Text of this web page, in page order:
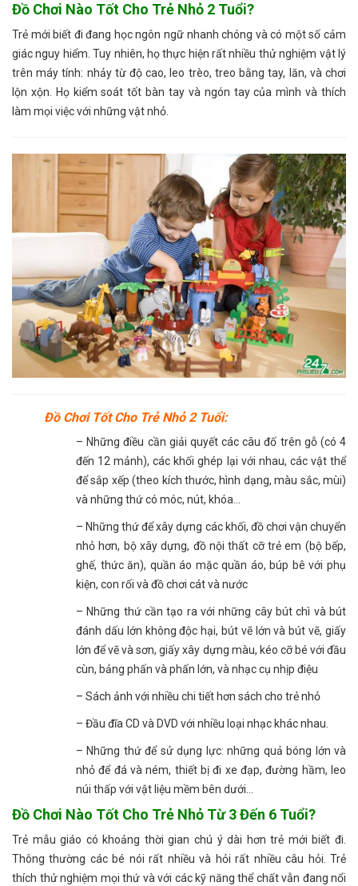
Đồ Chơi Nào Tốt Cho Trẻ Nhỏ 2 Tuổi?
Trẻ mới biết đi đang học ngôn ngữ nhanh chóng và có một số cảm
giác nguy hiểm. Tuy nhiên, họ thực hiện rất nhiều thử nghiệm vật lý
trên máy tính: nhảy từ độ cao, leo trèo, treo bằng tay, lăn, và chơi
lộn xộn. Họ kiểm soát tốt bàn tay và ngón tay của mình và thích
làm mọi việc với những vật nhỏ.
Đồ Chơi Tốt Cho Trẻ Nhỏ 2 Tuổi:
– Những điều cần giải quyết các câu đố trên gỗ (có 4
đến 12 mảnh), các khối ghép lại với nhau, các vật thể
để sắp xếp (theo kích thước, hình dạng, màu sắc, mùi)
và những thứ có móc, nút, khóa…
– Những thứ để xây dựng các khối, đồ chơi vận chuyển
nhỏ hơn, bộ xây dựng, đồ nội thất cỡ trẻ em (bộ bếp,
ghế, thức ăn), quần áo mặc quần áo, búp bê với phụ
kiện, con rối và đồ chơi cát và nước
– Những thứ cần tạo ra với những cây bút chì và bút
đánh dấu lớn không độc hại, bút vẽ lớn và bút vẽ, giấy
lớn để vẽ và sơn, giấy xây dựng màu, kéo cỡ bé với đầu
cùn, bảng phấn và phấn lớn, và nhạc cụ nhịp điệu
– Sách ảnh với nhiều chi tiết hơn sách cho trẻ nhỏ
– Đầu đĩa CD và DVD với nhiều loại nhạc khác nhau.
– Những thứ để sử dụng lực: những quả bóng lớn và
nhỏ để đá và ném, thiết bị đi xe đạp, đường hầm, leo
núi thấp với vật liệu mềm bên dưới…
Đồ Chơi Nào Tốt Cho Trẻ Nhỏ Từ 3 Đến 6 Tuổi?
Trẻ mẫu giáo có khoảng thời gian chú ý dài hơn trẻ mới biết đi.
Thông thường các bé nói rất nhiều và hỏi rất nhiều câu hỏi. Trẻ
thích thử nghiệm mọi thứ và với các kỹ năng thể chất vẫn đang nổi